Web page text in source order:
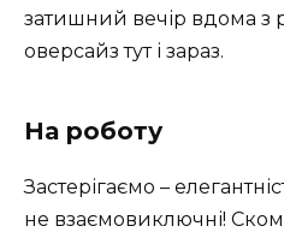
затишний вечір вдома з
оверсайз тут і зараз.
На роботу
Застерігаємо –
не взаємовиключні!